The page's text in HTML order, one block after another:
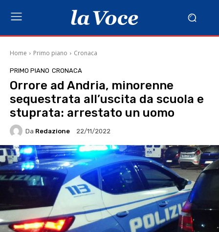
Home Primo piano Cronaca
PRIMO PIANO CRONACA
Orrore ad Andria, minorenne
sequestrata all’uscita da scuola e
stuprata: arrestato un uomo
Da Redazione 22/11/2022